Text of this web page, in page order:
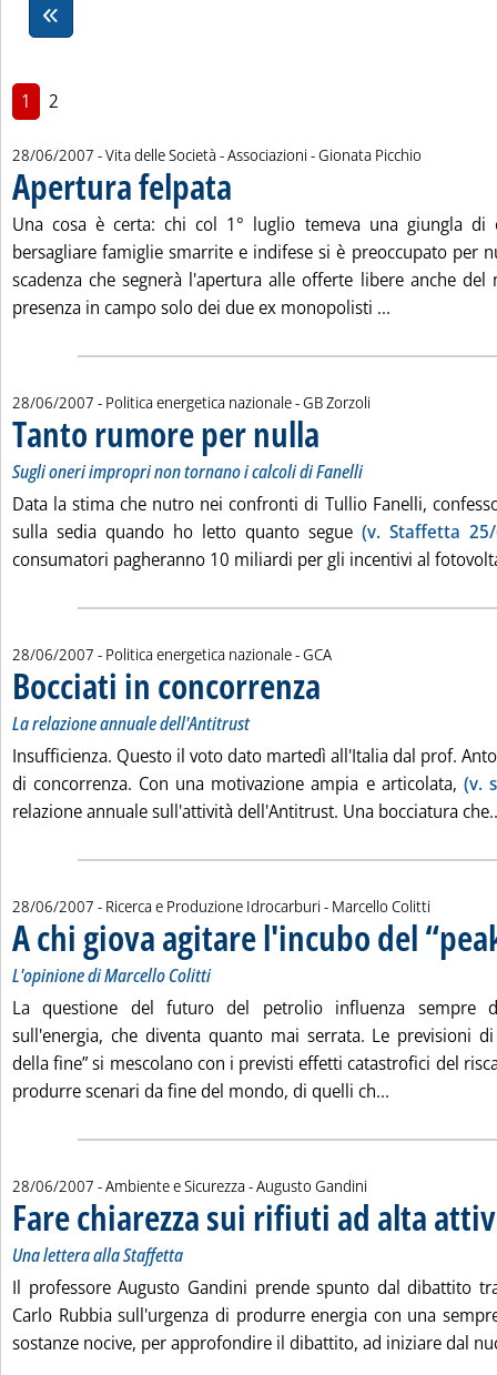
1 2
28/06/2007 - Vita delle Società - Associazioni -di:
Gionata Picchio
Apertura felpata
Una cosa è certa: chi col 1° luglio temeva una giungla
bersagliare famiglie smarrite e indifese si è preoccupato per
scadenza che segnerà l'apertura alle offerte libere anche del
presenza in campo solo dei due ex monopolisti ...
28/06/2007 - Politica energetica nazionale -di:
GB Zorzoli
Tanto rumore per nulla
Sugli oneri impropri non tornano i calcoli di Fanelli
Data la stima che nutro nei confronti di Tullio Fanelli,
sulla sedia quando ho letto quanto segue (v. Staffetta
consumatori pagheranno 10 miliardi per gli incentivi al
28/06/2007 - Politica energetica nazionale -di:
GCA
Bocciati in concorrenza
La relazione annuale dell'Antitrust
Insufficienza. Questo il voto dato martedì all'Italia dal prof.
di concorrenza. Con una motivazione ampia e articolata, (v.
relazione annuale sull'attività dell'Antitrust. Una bocciatura
28/06/2007 - Ricerca e Produzione Idrocarburi - di:
Marcello Colitti
A chi giova agitare l'incubo del
L'opinione di Marcello Colitti
La questione del futuro del petrolio influenza sempre
sull'energia, che diventa quanto mai serrata. Le previsioni
della fine” si mescolano con i previsti effetti catastrofici del
produrre scenari da fine del mondo, di quelli ch...
28/06/2007 - Ambiente e Sicurezza -di:
Augusto Gandini
Fare chiarezza sui rifiuti ad alta
Una lettera alla Staffetta
Il professore Augusto Gandini prende spunto dal dibattito
Carlo Rubbia sull'urgenza di produrre energia con una
sostanze nocive, per approfondire il dibattito, ad iniziare dal